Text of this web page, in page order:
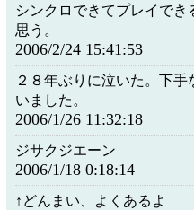
シンクロできてプレイで
思う。
2006/2/24 15:41:53
２８年ぶりに泣いた。下
いました。
2006/1/26 11:32:18
ジサクジエーン
2006/1/18 0:18:14
↑どんまい、よくあるよ